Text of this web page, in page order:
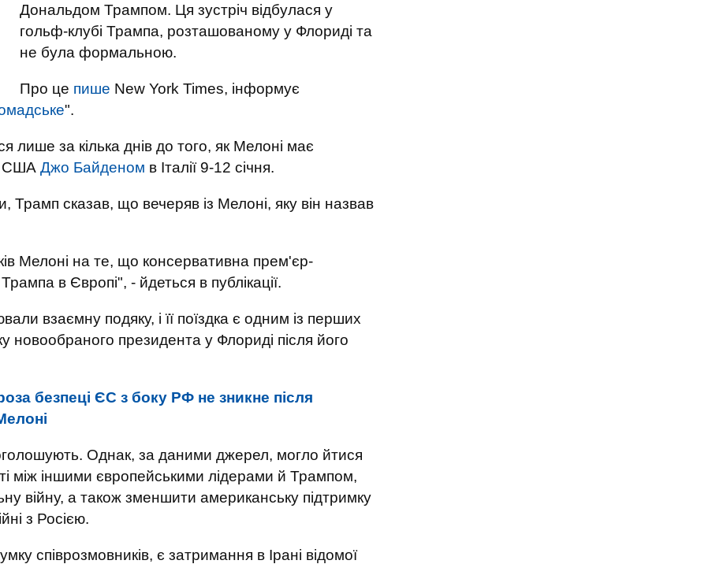
Дональдом Трампом. Ця зустріч відбулася у
гольф-клубі Трампа, розташованому у Флориді та
не була формальною.
Про це пише New York Times, інформує
".
лише за кілька днів до того, як Мелоні має
США Джо Байденом в Італії 9-12 січня.
Трамп сказав, що вечеряв із Мелоні, яку він назвав
Мелоні на те, що консервативна прем'єр-
в Європі", - йдеться в публікації.
взаємну подяку, і її поїздка є одним із перших
новообраного президента у Флориді після його
безпеці ЄС з боку РФ не зникне після
Однак, за даними джерел, могло йтися
між іншими європейськими лідерами й Трампом,
війну, а також зменшити американську підтримку
з Росією.
співрозмовників, є затримання в Ірані відомої